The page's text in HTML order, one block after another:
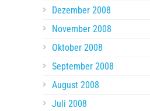
Dezember 2008
November 2008
Oktober 2008
September 2008
August 2008
Juli 2008